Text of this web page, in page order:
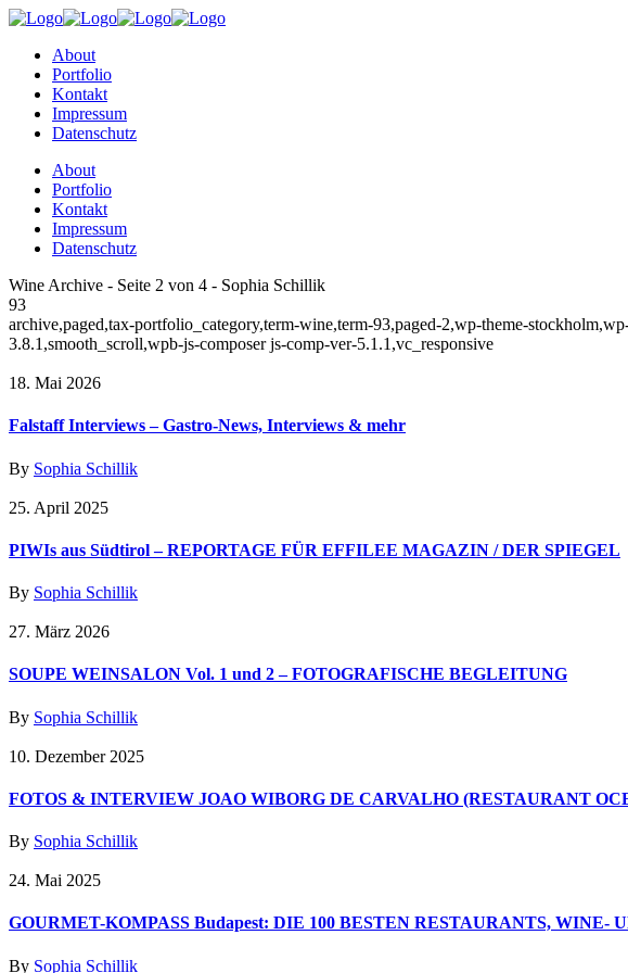
About
Portfolio
Kontakt
Impressum
Datenschutz
About
Portfolio
Kontakt
Impressum
Datenschutz
Wine Archive - Seite 2 von 4 - Sophia Schillik
93
archive,paged,tax-portfolio_category,term-wine,term-93,paged-2,wp-theme-
3.8.1,smooth_scroll,wpb-js-composer js-comp-ver-5.1.1,vc_responsive
18. Mai 2026
Falstaff Interviews – Gastro-News, Interviews & mehr
By Sophia Schillik
25. April 2025
PIWIs aus Südtirol – REPORTAGE FÜR EFFILEE MAGAZIN / DER SPIEGEL
By Sophia Schillik
27. März 2026
SOUPE WEINSALON Vol. 1 und 2 – FOTOGRAFISCHE BEGLEITUNG
By Sophia Schillik
10. Dezember 2025
FOTOS & INTERVIEW JOAO WIBORG DE CARVALHO (RESTAURANT
By Sophia Schillik
24. Mai 2025
GOURMET-KOMPASS Budapest: DIE 100 BESTEN RESTAURANTS,
By Sophia Schillik